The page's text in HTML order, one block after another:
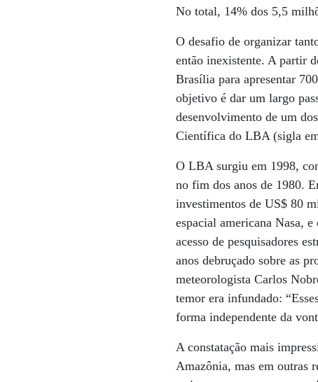
No total, 14% dos 5,5
O desafio de organizar
então inexistente. A partir
Brasília para apresentar
objetivo é dar um largo
desenvolvimento de um
Científica do LBA (sigla
O LBA surgiu em 1998,
no fim dos anos de 1980.
investimentos de US$ 80
espacial americana Nasa,
acesso de pesquisadores
anos debruçado sobre as
meteorologista Carlos
temor era infundado:
forma independente da
A constatação mais
Amazônia, mas em outras